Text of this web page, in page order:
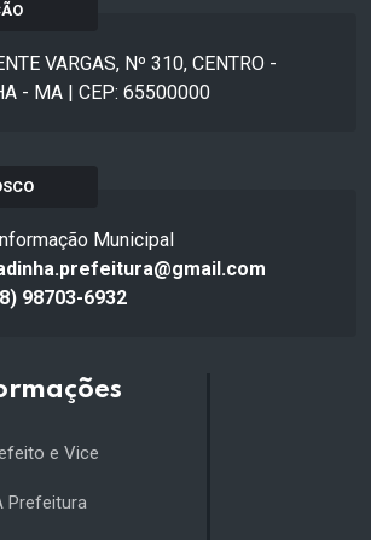
VARGAS, Nº 310, CENTRO -
- MA | CEP: 65500000
Municipal
98703-6932
e Vice
Prefeitura